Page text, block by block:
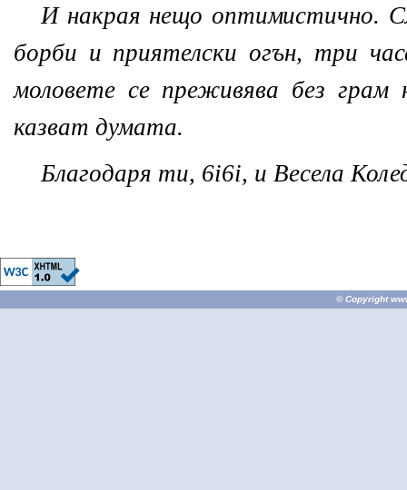
И накрая нещо оптимистично.
борби и приятелски огън, три
моловете се преживява без грам
казват думата.
Благодаря ти, 6i6i, и Весела
© Copyright